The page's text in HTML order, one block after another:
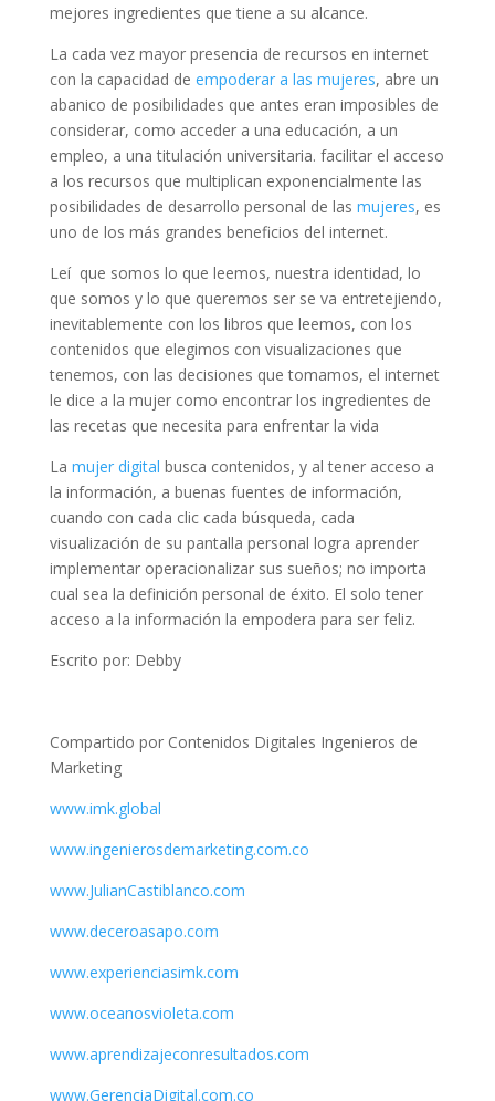
mejores ingredientes que tiene a su alcance.
La cada vez mayor presencia de recursos en internet
con la capacidad de empoderar a las mujeres, abre un
abanico de posibilidades que antes eran imposibles de
considerar, como acceder a una educación, a un
empleo, a una titulación universitaria. facilitar el acceso
a los recursos que multiplican exponencialmente las
posibilidades de desarrollo personal de las mujeres, es
uno de los más grandes beneficios del internet.
Leí que somos lo que leemos, nuestra identidad, lo
que somos y lo que queremos ser se va entretejiendo,
inevitablemente con los libros que leemos, con los
contenidos que elegimos con visualizaciones que
tenemos, con las decisiones que tomamos, el internet
le dice a la mujer como encontrar los ingredientes de
las recetas que necesita para enfrentar la vida
La mujer digital busca contenidos, y al tener acceso a
la información, a buenas fuentes de información,
cuando con cada clic cada búsqueda, cada
visualización de su pantalla personal logra aprender
implementar operacionalizar sus sueños; no importa
cual sea la definición personal de éxito. El solo tener
acceso a la información la empodera para ser feliz.
Escrito por: Debby
Compartido por Contenidos Digitales Ingenieros de
Marketing
www.imk.global
www.ingenierosdemarketing.com.co
www.JulianCastiblanco.com
www.deceroasapo.com
www.experienciasimk.com
www.oceanosvioleta.com
www.aprendizajeconresultados.com
www.GerenciaDigital.com.co